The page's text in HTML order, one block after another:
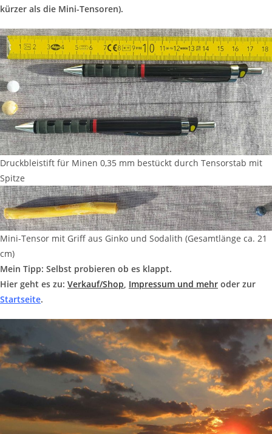
kürzer als die Mini-Tensoren).
Druckbleistift für Minen 0,35 mm bestückt durch Tensorstab mit
Spitze
Mini-Tensor mit Griff aus Ginko und Sodalith (Gesamtlänge ca. 21
cm)
Mein Tipp: Selbst probieren ob es klappt.
Hier geht es zu: Verkauf/Shop, Impressum und mehr oder zur
Startseite.